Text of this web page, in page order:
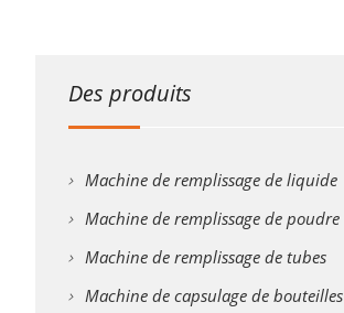
Des produits
Machine de remplissage de liquide
Machine de remplissage de poudre
Machine de remplissage de tubes
Machine de capsulage de bouteilles